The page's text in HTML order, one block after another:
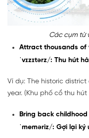
Các cụm từ
Attract thousands of
ˈvɪzɪtərz/: Thu hút
Ví dụ: The historic
year. (Khu phố cổ thu
Bring back
ˈmeməriz/: Gợi lại ký